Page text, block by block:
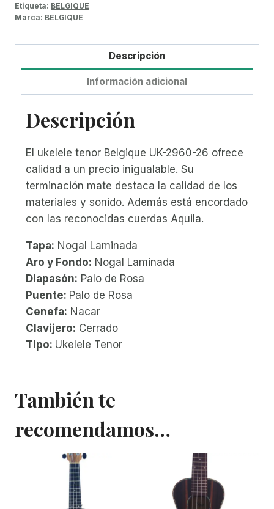
Etiqueta: BELGIQUE
Marca: BELGIQUE
Descripción
Información adicional
Descripción
El ukelele tenor Belgique UK-2960-26 ofrece
calidad a un precio inigualable. Su
terminación mate destaca la calidad de los
materiales y sonido. Además está encordado
con las reconocidas cuerdas Aquila.
Tapa: Nogal Laminada
Aro y Fondo: Nogal Laminada
Diapasón: Palo de Rosa
Puente: Palo de Rosa
Cenefa: Nacar
Clavijero: Cerrado
Tipo: Ukelele Tenor
También te
recomendamos…